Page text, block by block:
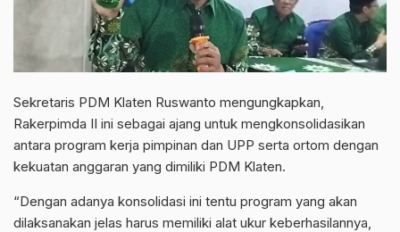
Sekretaris PDM Klaten Ruswanto mengungkapkan,
Rakerpimda II ini sebagai ajang untuk mengkonsolidasikan
antara program kerja pimpinan dan UPP serta ortom dengan
kekuatan anggaran yang dimiliki PDM Klaten.
“Dengan adanya konsolidasi ini tentu program yang akan
dilaksanakan jelas harus memiliki alat ukur keberhasilannya,